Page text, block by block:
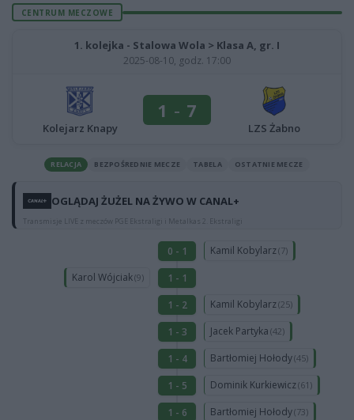
CENTRUM MECZOWE
1. kolejka - Stalowa Wola > Klasa A, gr. I
2025-08-10, godz. 17:00
Kolejarz Knapy
1 - 7
LZS Żabno
RELACJA BEZPOŚREDNIE MECZE TABELA OSTATNIE MECZE
OGLĄDAJ ŻUŻEL NA ŻYWO W CANAL+
Transmisje LIVE z meczów PGE Ekstraligi i Metalkas 2. Ekstraligi
0 - 1 Kamil Kobylarz(7)
Karol Wójciak(9)
1 - 1
1 - 2
Kamil Kobylarz(25)
1 - 3 Jacek Partyka (42)
1 - 4 Bartłomiej Hołody(45)
1 - 5 Dominik Kurkiewicz(61)
1 - 6 Bartłomiej Hołody(73)